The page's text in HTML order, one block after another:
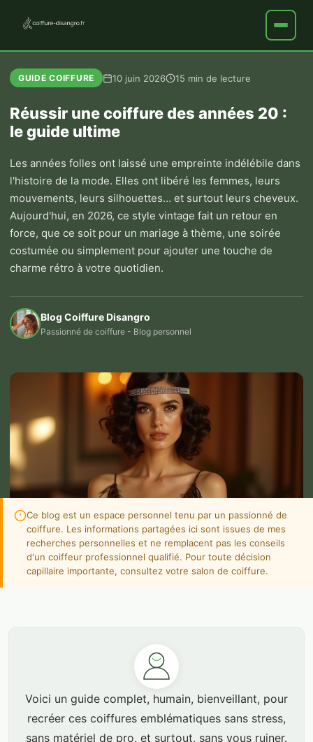
GUIDE COIFFURE 10 juin 2026 15 min de lecture
Réussir une coiffure des années 20 :
le guide ultime
Les années folles ont laissé une empreinte indélébile dans
l'histoire de la mode. Elles ont libéré les femmes, leurs
mouvements, leurs silhouettes… et surtout leurs cheveux.
Aujourd'hui, en 2026, ce style vintage fait un retour en
force, que ce soit pour un mariage à thème, une soirée
costumée ou simplement pour ajouter une touche de
charme rétro à votre quotidien.
Blog Coiffure Disangro
Passionné de coiffure - Blog personnel
Ce blog est un espace personnel tenu par un passionné de
coiffure. Les informations partagées ici sont issues de mes
recherches personnelles et ne remplacent pas les conseils
d'un coiffeur professionnel qualifié. Pour toute décision
capillaire importante, consultez votre salon de coiffure.
Voici un guide complet, humain, bienveillant, pour
recréer ces coiffures emblématiques sans stress,
sans matériel de pro, et surtout, sans vous ruiner.